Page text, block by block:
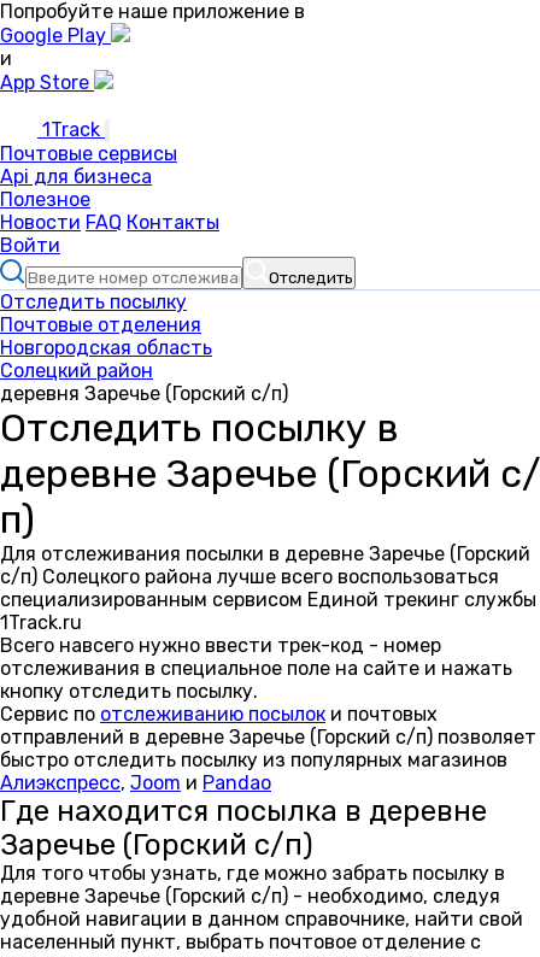
Попробуйте наше приложение в
Google Play
и
App Store
1Track
Почтовые сервисы
Api для бизнеса
Полезное
Новости FAQ Контакты
Войти
Отследить
Отследить посылку
Почтовые отделения
Новгородская область
Солецкий район
деревня Заречье (Горский с/п)
Отследить посылку в
деревне Заречье (Горский с/
п)
Для отслеживания посылки в деревне Заречье (Горский
с/п) Солецкого района лучше всего воспользоваться
специализированным сервисом Единой трекинг службы
1Track.ru
Всего навсего нужно ввести трек-код - номер
отслеживания в специальное поле на сайте и нажать
кнопку отследить посылку.
Сервис по отслеживанию посылок и почтовых
отправлений в деревне Заречье (Горский с/п) позволяет
быстро отследить посылку из популярных магазинов
Алиэкспресс, Joom и Pandao
Где находится посылка в деревне
Заречье (Горский с/п)
Для того чтобы узнать, где можно забрать посылку в
деревне Заречье (Горский с/п) - необходимо, следуя
удобной навигации в данном справочнике, найти свой
населенный пункт, выбрать почтовое отделение с